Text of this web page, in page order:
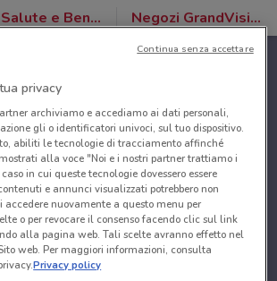
Salute e Benessere Negozi GrandVision by Optissimo
privacy
archiviamo e accediamo ai dati personali,
gli o identificatori univoci, sul tuo dispositivo.
abiliti le tecnologie di tracciamento affinché
alla voce "Noi e i nostri partner trattiamo i
in cui queste tecnologie dovessero essere
e annunci visualizzati potrebbero non
accedere nuovamente a questo menu per
o per revocare il consenso facendo clic sul link
alla pagina web. Tali scelte avranno effetto nel
web. Per maggiori informazioni, consulta
Privacy policy
Continua senza accettare